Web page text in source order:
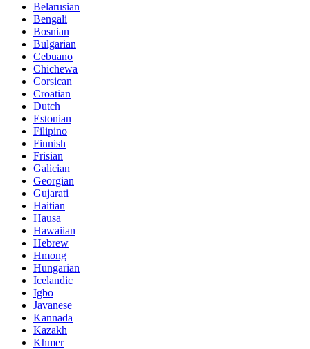
Belarusian
Bengali
Bosnian
Bulgarian
Cebuano
Chichewa
Corsican
Croatian
Dutch
Estonian
Filipino
Finnish
Frisian
Galician
Georgian
Gujarati
Haitian
Hausa
Hawaiian
Hebrew
Hmong
Hungarian
Icelandic
Igbo
Javanese
Kannada
Kazakh
Khmer